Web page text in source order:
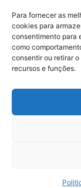
Para fornecer as
cookies para
consentimento para
como
consentir ou retirar
recursos e funções.